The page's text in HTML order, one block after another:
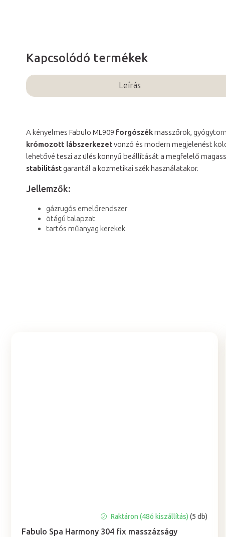
Kapcsolódó termékek
Fabulo Spa Harmony 304 fix masszázságy
Raktáron (48ó kiszállítás)(5 db)
Leírás
A kényelmes Fabulo ML909 forgószékmasszőrök,
krómozott lábszerkezetvonzó és modern megjelenést
lehetővé teszi az ülés könnyű beállítását a megfelelő
stabilitástgarantál a kozmetikai szék használatakor.
Jellemzők:
gázrugós emelőrendszer
ötágú talapzat
tartós műanyag kerekek